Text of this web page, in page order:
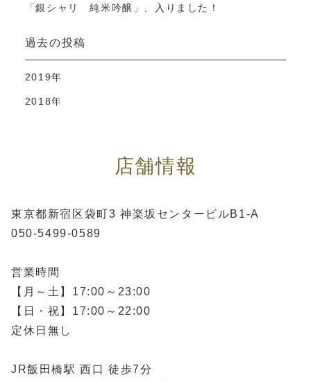
「銀シャリ 純米吟醸」、入りました！
過去の投稿
2019年
2018年
店舗情報
東京都新宿区袋町3 神楽坂センタービルB1-A
050-5499-0589
営業時間
【月～土】17:00～23:00
【日・祝】17:00～22:00
定休日無し
JR飯田橋駅 西口 徒歩7分